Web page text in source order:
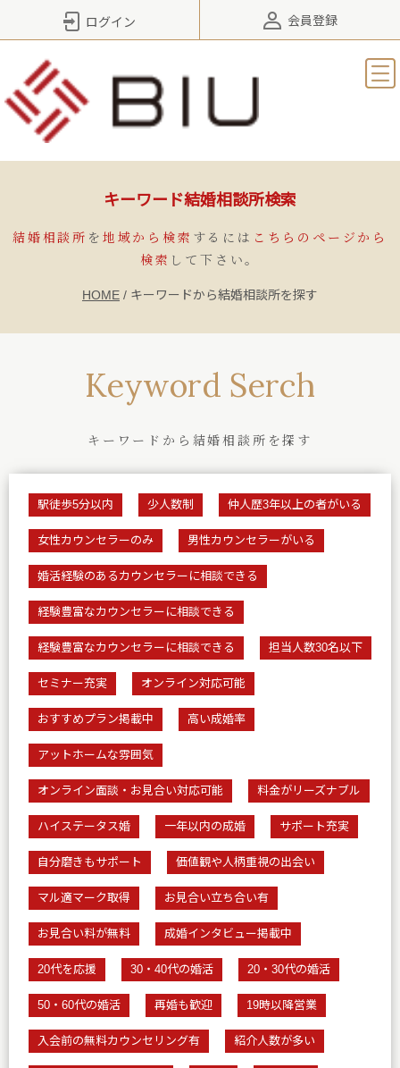
ログイン 会員登録
キーワード結婚相談所検索
結婚相談所 を 地域から検索 するには こちらのページから
検索 して下さい。
HOME / キーワードから結婚相談所を探す
Keyword Serch
キーワードから結婚相談所を探す
駅徒歩5分以内 少人数制 仲人歴3年以上の者がいる
女性カウンセラーのみ 男性カウンセラーがいる
婚活経験のあるカウンセラーに相談できる
経験豊富なカウンセラーに相談できる
経験豊富なカウンセラーに相談できる 担当人数30名以下
セミナー充実 オンライン対応可能
おすすめプラン掲載中 高い成婚率
アットホームな雰囲気
オンライン面談・お見合い対応可能 料金がリーズナブル
ハイステータス婚 一年以内の成婚 サポート充実
自分磨きもサポート 価値観や人柄重視の出会い
マル適マーク取得 お見合い立ち合い有
お見合い料が無料 成婚インタビュー掲載中
20代を応援 30・40代の婚活 20・30代の婚活
50・60代の婚活 再婚も歓迎 19時以降営業
入会前の無料カウンセリング有 紹介人数が多い